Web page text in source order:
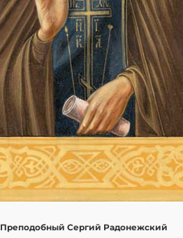
Преподобный Сергий Радонежский